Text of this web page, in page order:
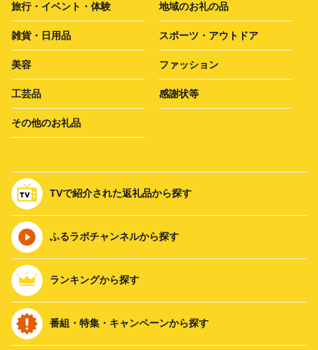
旅行・イベント・体験 地域のお礼の品
雑貨・日用品 スポーツ・アウトドア
美容 ファッション
工芸品 感謝状等
その他のお礼品
TVで紹介された返礼品から探す
ふるラボチャンネルから探す
ランキングから探す
番組・特集・キャンペーンから探す